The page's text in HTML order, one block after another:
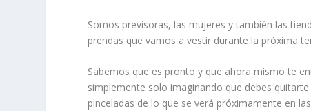
Somos previsoras, las mujeres y también las
prendas que vamos a vestir durante la próxima
Sabemos que es pronto y que ahora mismo te
simplemente solo imaginando que debes
pinceladas de lo que se verá próximamente en